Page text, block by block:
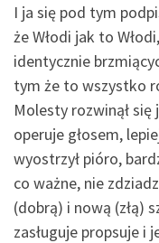
I ja się pod tym
że Włodi jak to
identycznie
tym że to wszystko
Molesty rozwinął
operuje głosem,
wyostrzył pióro,
co ważne, nie
(dobrą) i nową (złą)
zasługuje propsuje i